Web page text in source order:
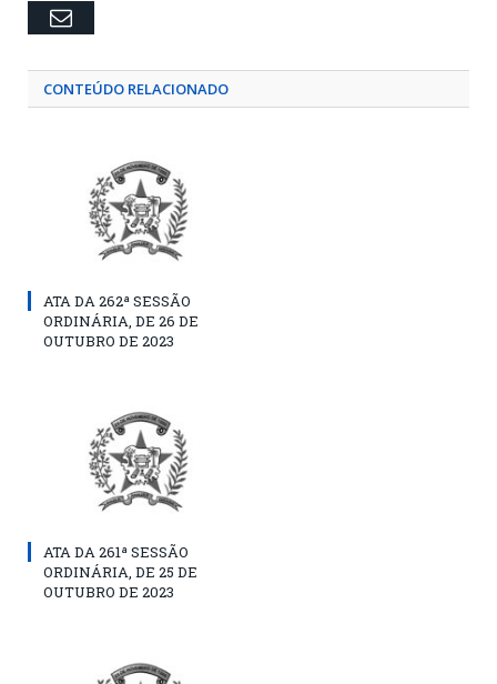
Email
CONTEÚDO RELACIONADO
ATA DA 262ª SESSÃO
ORDINÁRIA, DE 26 DE
OUTUBRO DE 2023
ATA DA 261ª SESSÃO
ORDINÁRIA, DE 25 DE
OUTUBRO DE 2023